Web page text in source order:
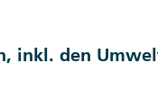
inkl. den